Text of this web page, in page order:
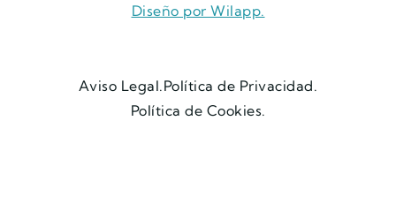
Diseño por Wilapp.
Aviso Legal.Política de Privacidad.
Política de Cookies.